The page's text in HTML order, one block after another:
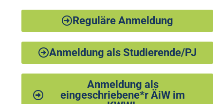
Reguläre Anmeldung
Anmeldung als Studierende/PJ
Anmeldung als
eingeschriebene*r ÄiW im